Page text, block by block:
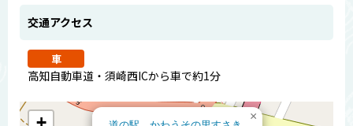
交通アクセス
車
高知自動車道・須崎西ICから車で約1分
×